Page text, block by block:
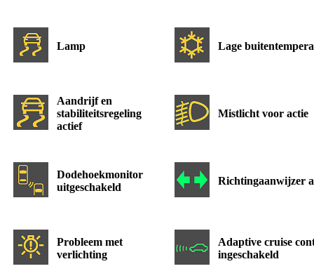
Lamp Lage
Aandrijf en
stabiliteitsregeling
actief
Mistlicht voor actie
Dodehoekmonitor
uitgeschakeld
Richtingaanwijzer
Probleem met
verlichting
Adaptive cruise
ingeschakeld